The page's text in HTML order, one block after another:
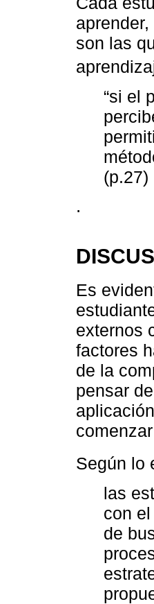
son las
“si el
(p.27)
.
Es
externos
factores
de la
pensar
Según lo
las
con
de